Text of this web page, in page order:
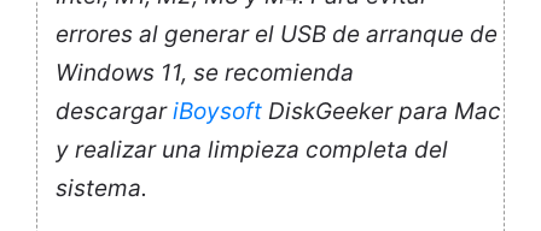
errores al generar el USB de arranque de
Windows 11, se recomienda
descargariBoysoft DiskGeeker para Mac
y realizar una limpieza completa del
sistema.